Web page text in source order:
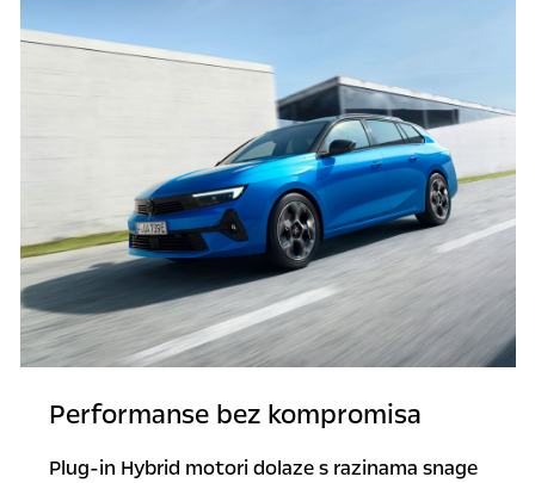
Performanse bez kompromisa
Plug-in Hybrid motori dolaze s razinama snage